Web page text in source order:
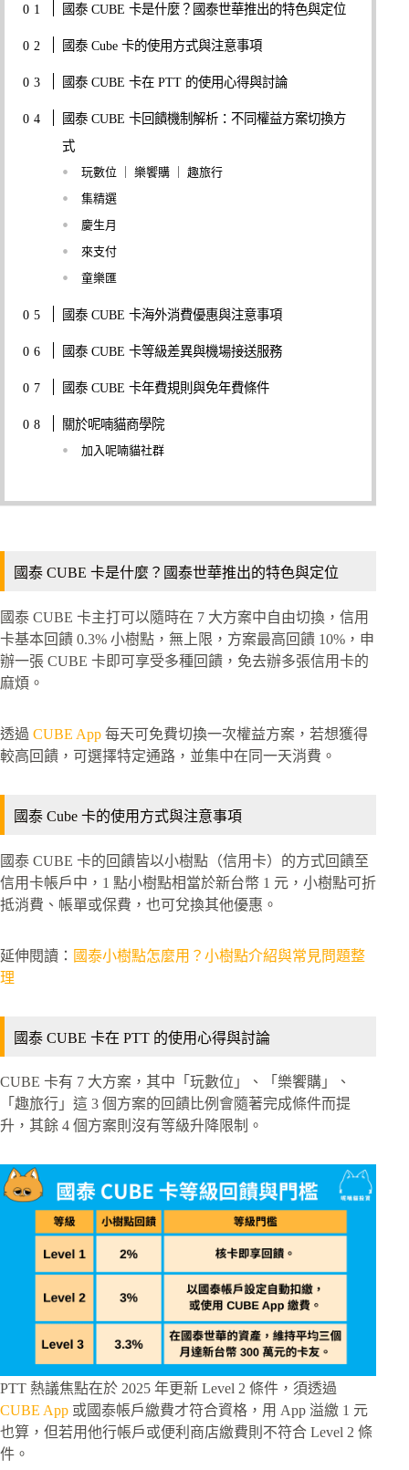
國泰 CUBE 卡是什麼？國泰世華推出的特色與定位
國泰 Cube 卡的使用方式與注意事項
國泰 CUBE 卡在 PTT 的使用心得與討論
國泰 CUBE 卡回饋機制解析：不同權益方案切換方
式
玩數位 ｜ 樂饗購 ｜ 趣旅行
集精選
慶生月
來支付
童樂匯
國泰 CUBE 卡海外消費優惠與注意事項
國泰 CUBE 卡等級差異與機場接送服務
國泰 CUBE 卡年費規則與免年費條件
關於呢喃貓商學院
加入呢喃貓社群
國泰 CUBE 卡是什麼？國泰世華推出的特色與定位
國泰 CUBE 卡主打可以隨時在 7 大方案中自由切換，信用
卡基本回饋 0.3% 小樹點，無上限，方案最高回饋 10%，申
辦一張 CUBE 卡即可享受多種回饋，免去辦多張信用卡的
麻煩。
透過 CUBE App 每天可免費切換一次權益方案，若想獲得
較高回饋，可選擇特定通路，並集中在同一天消費。
國泰 Cube 卡的使用方式與注意事項
國泰 CUBE 卡的回饋皆以小樹點（信用卡）的方式回饋至
信用卡帳戶中，1 點小樹點相當於新台幣 1 元，小樹點可折
抵消費、帳單或保費，也可兌換其他優惠。
延伸閱讀： 國泰小樹點怎麼用？小樹點介紹與常見問題整
理
國泰 CUBE 卡在 PTT 的使用心得與討論
CUBE 卡有 7 大方案，其中「玩數位」、「樂饗購」、
「趣旅行」這 3 個方案的回饋比例會隨著完成條件而提
升，其餘 4 個方案則沒有等級升降限制。
PTT 熱議焦點在於 2025 年更新 Level 2 條件，須透過
CUBE App 或國泰帳戶繳費才符合資格，用 App 溢繳 1 元
也算，但若用他行帳戶或便利商店繳費則不符合 Level 2 條
件。